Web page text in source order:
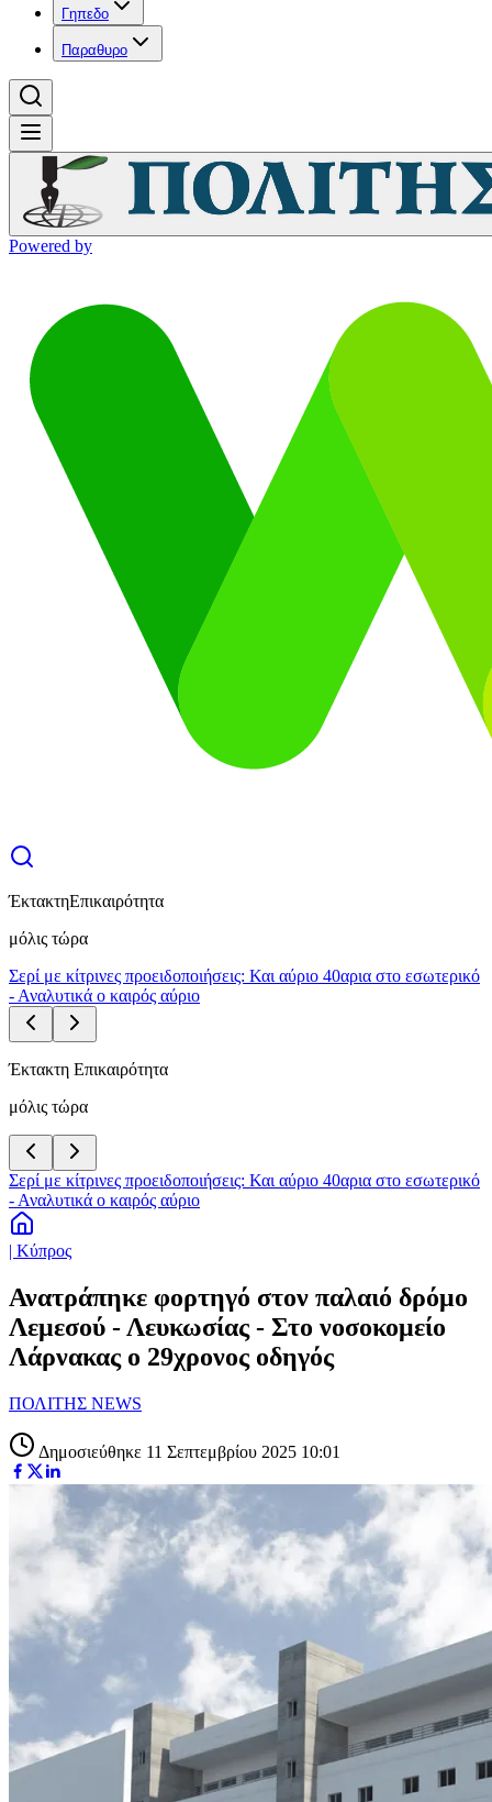
Γηπεδο
Παραθυρο
Powered by
ΈκτακτηΕπικαιρότητα
μόλις τώρα
Σερί με κίτρινες προειδοποιήσεις: Και αύριο 40αρια στο εσωτερικό
- Αναλυτικά ο καιρός αύριο
Έκτακτη Επικαιρότητα
μόλις τώρα
Σερί με κίτρινες προειδοποιήσεις: Και αύριο 40αρια στο εσωτερικό
- Αναλυτικά ο καιρός αύριο
| Κύπρος
Ανατράπηκε φορτηγό στον παλαιό δρόμο
Λεμεσού - Λευκωσίας - Στο νοσοκομείο
Λάρνακας ο 29χρονος οδηγός
ΠΟΛΙΤΗΣ NEWS
Δημοσιεύθηκε 11 Σεπτεμβρίου 2025 10:01